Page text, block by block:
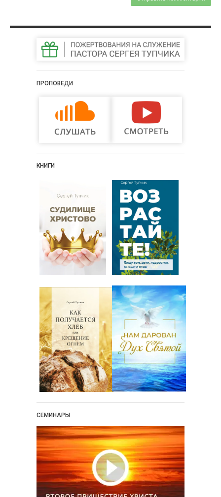
ПРОПОВЕДИ
КНИГИ
СЕМИНАРЫ